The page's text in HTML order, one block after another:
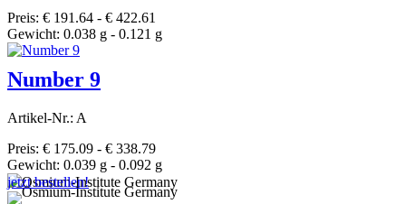
Preis: € 191.64 - € 422.61
Gewicht: 0.038 g - 0.121 g
Number 9
Artikel-Nr.: A
Preis: € 175.09 - € 338.79
Gewicht: 0.039 g - 0.092 g
jetzt bestellen!